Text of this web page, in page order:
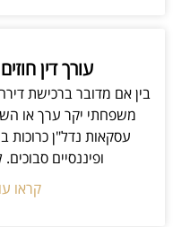
עורך דין
בין אם מדובר ברכישת
משפחתי יקר ערך או
עסקאות נדל"ן כרוכות
ופיננסיים סבוכים.
קראו